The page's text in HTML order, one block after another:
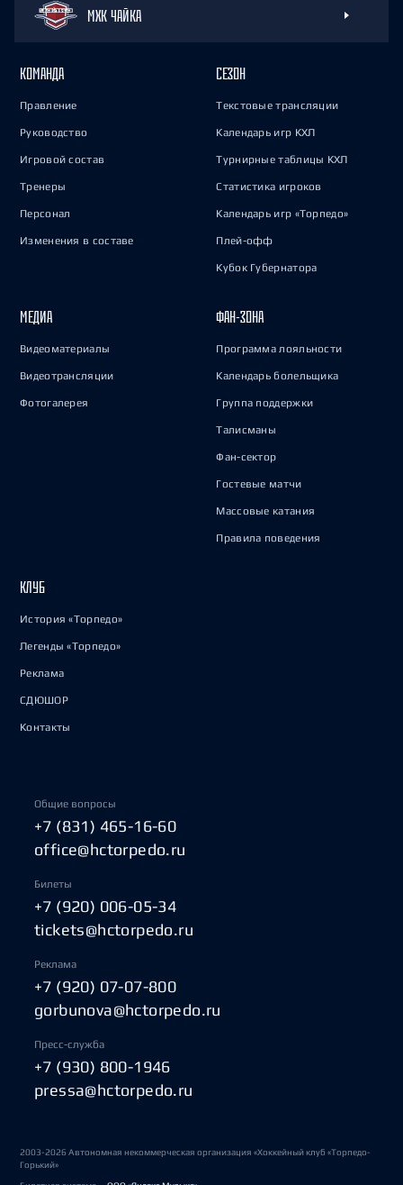
МХК ЧАЙКА
КОМАНДА
Правление
Руководство
Игровой состав
Тренеры
Персонал
Изменения в составе
СЕЗОН
Текстовые трансляции
Календарь игр КХЛ
Турнирные таблицы КХЛ
Статистика игроков
Календарь игр «Торпедо»
Плей-офф
Кубок Губернатора
МЕДИА
Видеоматериалы
Видеотрансляции
Фотогалерея
ФАН-ЗОНА
Программа лояльности
Календарь болельщика
Группа поддержки
Талисманы
Фан-сектор
Гостевые матчи
Массовые катания
Правила поведения
КЛУБ
История «Торпедо»
Легенды «Торпедо»
Реклама
СДЮШОР
Контакты
Общие вопросы
+7 (831) 465-16-60
office@hctorpedo.ru
Билеты
+7 (920) 006-05-34
tickets@hctorpedo.ru
Реклама
+7 (920) 07-07-800
gorbunova@hctorpedo.ru
Пресс-служба
+7 (930) 800-1946
pressa@hctorpedo.ru
2003-2026 Автономная некоммерческая организация «Хоккейный клуб «Торпедо-
Горький»